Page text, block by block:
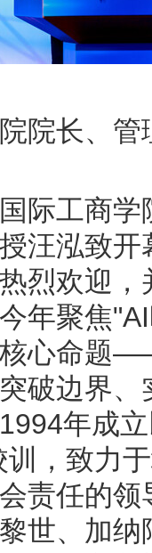
院长、
际工商
汪泓致
烈欢迎
年聚焦
心命题
破边界
年成
，致力
责任的
世、加